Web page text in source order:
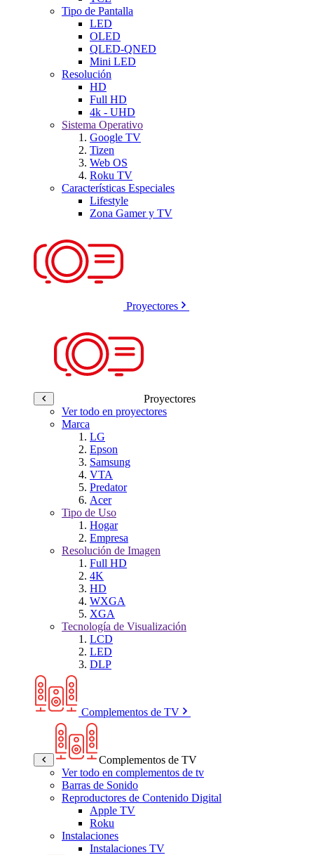
Tipo de Pantalla
LED
OLED
QLED-QNED
Mini LED
Resolución
HD
Full HD
4k - UHD
Sistema Operativo
Google TV
Tizen
Web OS
Roku TV
Características Especiales
Lifestyle
Zona Gamer y TV
Proyectores
Proyectores
Ver todo en proyectores
Marca
LG
Epson
Samsung
VTA
Predator
Acer
Tipo de Uso
Hogar
Empresa
Resolución de Imagen
Full HD
4K
HD
WXGA
XGA
Tecnología de Visualización
LCD
LED
DLP
Complementos de TV
Complementos de TV
Ver todo en complementos de tv
Barras de Sonido
Reproductores de Contenido Digital
Apple TV
Roku
Instalaciones
Instalaciones TV